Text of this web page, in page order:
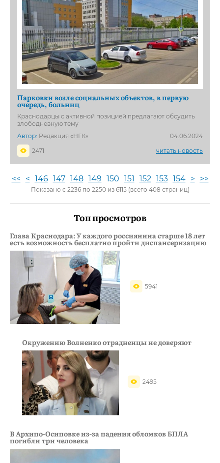
Парковки возле социальных объектов, в первую
очередь, больниц
Краснодарцы с активной позицией предлагают обсудить
злободневную тему
Автор: Редакция «НГК»
04.06.2024
2471
читать новость
<< < 146 147 148 149 150 151 152 153 154 > >>
Показано с 2236 по 2250 из 6115 (всего 408 страниц)
Топ просмотров
Глава Краснодара: У каждого россиянина старше 18 лет
есть возможность бесплатно пройти диспансеризацию
5941
Окружению Волненко отрадненцы не доверяют
2495
В Архипо-Осиповке из-за падения обломков БПЛА
погибли три человека